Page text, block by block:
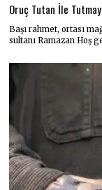
Oruç Tutan İle
Başı rahmet, ortası
sultanı Ramazan Hoş